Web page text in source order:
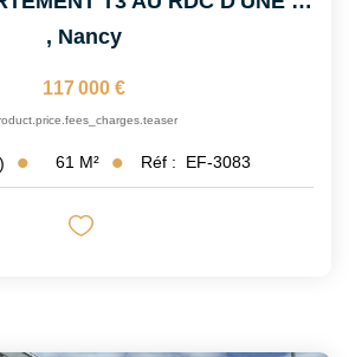
, Nancy
117 000 €
61 M² Réf : EF-3083